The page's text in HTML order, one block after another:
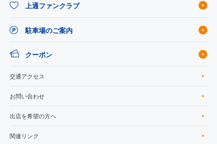
上通ファンクラブ
駐車場のご案内
クーポン
交通アクセス
お問い合わせ
出店を希望の方へ
関連リンク